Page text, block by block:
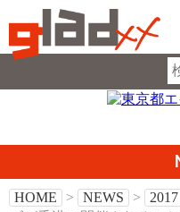
HOME > NEWS > 2017